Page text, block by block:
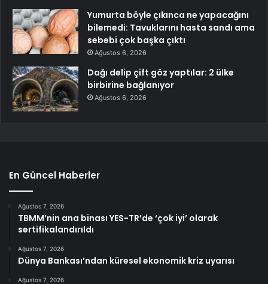
Yumurta böyle çıkınca ne yapacağını
bilemedi: Tavuklarını hasta sandı ama
sebebi çok başka çıktı
Ağustos 6, 2026
Dağı delip çift göz yaptılar: 2 ülke
birbirine bağlanıyor
Ağustos 6, 2026
En Güncel Haberler
Ağustos 7, 2026
TBMM’nin ana binası YES-TR’de ‘çok iyi’ olarak
sertifikalandırıldı
Ağustos 7, 2026
Dünya Bankası’ndan küresel ekonomik kriz uyarısı
Ağustos 7, 2026